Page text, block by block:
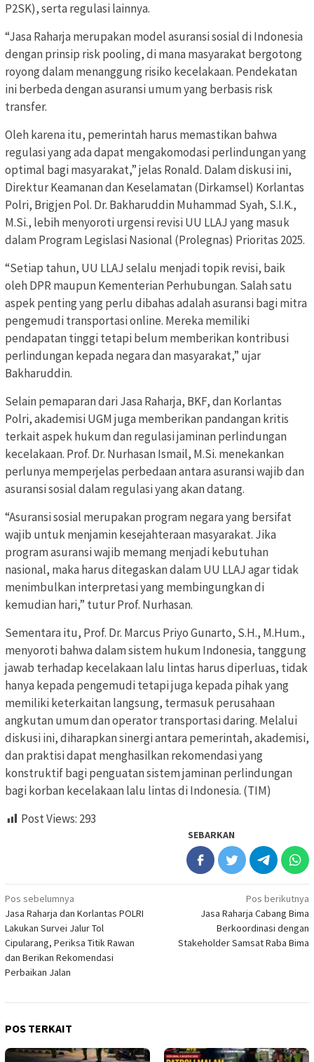
P2SK), serta regulasi lainnya.
“Jasa Raharja merupakan model asuransi sosial di Indonesia
dengan prinsip risk pooling, di mana masyarakat bergotong
royong dalam menanggung risiko kecelakaan. Pendekatan
ini berbeda dengan asuransi umum yang berbasis risk
transfer.
Oleh karena itu, pemerintah harus memastikan bahwa
regulasi yang ada dapat mengakomodasi perlindungan yang
optimal bagi masyarakat,” jelas Ronald. Dalam diskusi ini,
Direktur Keamanan dan Keselamatan (Dirkamsel) Korlantas
Polri, Brigjen Pol. Dr. Bakharuddin Muhammad Syah, S.I.K.,
M.Si., lebih menyoroti urgensi revisi UU LLAJ yang masuk
dalam Program Legislasi Nasional (Prolegnas) Prioritas 2025.
“Setiap tahun, UU LLAJ selalu menjadi topik revisi, baik
oleh DPR maupun Kementerian Perhubungan. Salah satu
aspek penting yang perlu dibahas adalah asuransi bagi mitra
pengemudi transportasi online. Mereka memiliki
pendapatan tinggi tetapi belum memberikan kontribusi
perlindungan kepada negara dan masyarakat,” ujar
Bakharuddin.
Selain pemaparan dari Jasa Raharja, BKF, dan Korlantas
Polri, akademisi UGM juga memberikan pandangan kritis
terkait aspek hukum dan regulasi jaminan perlindungan
kecelakaan. Prof. Dr. Nurhasan Ismail, M.Si. menekankan
perlunya memperjelas perbedaan antara asuransi wajib dan
asuransi sosial dalam regulasi yang akan datang.
“Asuransi sosial merupakan program negara yang bersifat
wajib untuk menjamin kesejahteraan masyarakat. Jika
program asuransi wajib memang menjadi kebutuhan
nasional, maka harus ditegaskan dalam UU LLAJ agar tidak
menimbulkan interpretasi yang membingungkan di
kemudian hari,” tutur Prof. Nurhasan.
Sementara itu, Prof. Dr. Marcus Priyo Gunarto, S.H., M.Hum.,
menyoroti bahwa dalam sistem hukum Indonesia, tanggung
jawab terhadap kecelakaan lalu lintas harus diperluas, tidak
hanya kepada pengemudi tetapi juga kepada pihak yang
memiliki keterkaitan langsung, termasuk perusahaan
angkutan umum dan operator transportasi daring. Melalui
diskusi ini, diharapkan sinergi antara pemerintah, akademisi,
dan praktisi dapat menghasilkan rekomendasi yang
konstruktif bagi penguatan sistem jaminan perlindungan
bagi korban kecelakaan lalu lintas di Indonesia. (TIM)
Post Views: 293
SEBARKAN
Navigasi
pos
Pos sebelumnya
Jasa Raharja dan Korlantas POLRI
Lakukan Survei Jalur Tol
Cipularang, Periksa Titik Rawan
dan Berikan Rekomendasi
Perbaikan Jalan
Pos berikutnya
Jasa Raharja Cabang Bima
Berkoordinasi dengan
Stakeholder Samsat Raba Bima
POS TERKAIT